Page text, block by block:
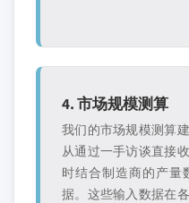
4. 市场规模测算
我们的市场规模测算
从通过一手访谈直接
时结合制造商的产量
据。这些输入数据在